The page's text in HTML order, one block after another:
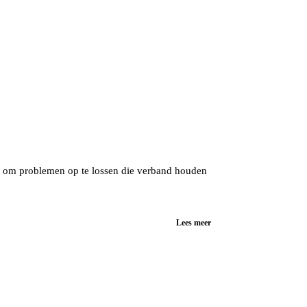
problemen op te lossen die verband houden
Lees meer